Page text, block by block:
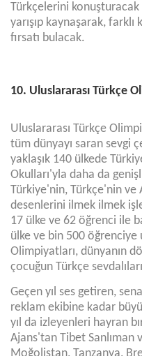
Türkçelerini konuşturacak
yarışıp kaynaşarak,
fırsatı bulacak.
10. Uluslararası Türkçe
Uluslararası Türkçe
tüm dünyayı saran sevgi
yaklaşık 140 ülkede
Okulları'yla daha da
Türkiye'nin, Türkçe'nin
desenlerini ilmek ilmek
17 ülke ve 62 öğrenci ile
ülke ve bin 500 öğrenciye
Olimpiyatları, dünyanın
çocuğun Türkçe
Geçen yıl ses getiren,
reklam ekibine kadar
yıl da izleyenleri hayran
Ajans'tan Tibet Sanlıman
Moğolistan, Tanzanya,